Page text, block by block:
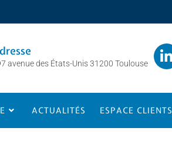
avenue des États-Unis 31200 Toulouse
ACTUALITÉS ESPACE CLIENTS